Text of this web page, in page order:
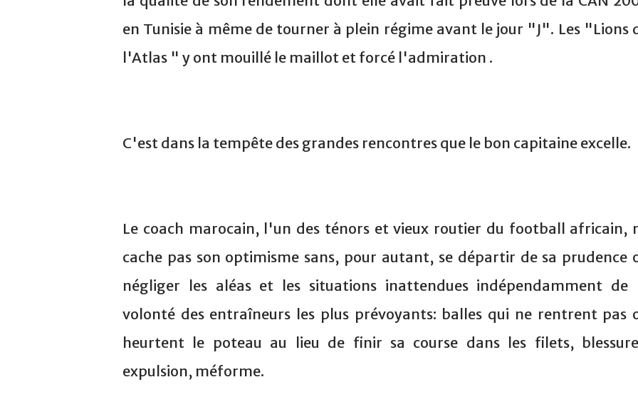
en Tunisie à même de tourner à plein régime avant le jour "J". Les "Lions
l'Atlas " y ont mouillé le maillot et forcé l'admiration .
C'est dans la tempête des grandes rencontres que le bon capitaine excelle.
Le coach marocain, l'un des ténors et vieux routier du football africain,
cache pas son optimisme sans, pour autant, se départir de sa prudence
négliger les aléas et les situations inattendues indépendamment de
volonté des entraîneurs les plus prévoyants: balles qui ne rentrent pas
heurtent le poteau au lieu de finir sa course dans les filets,
expulsion, méforme.